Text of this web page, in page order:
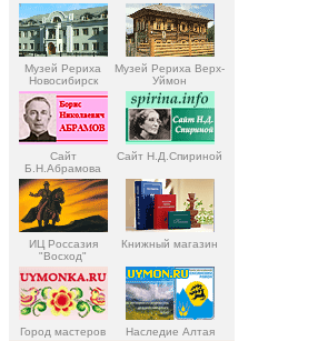
Музей Рериха
Новосибирск
Музей Рериха Верх-
Уймон
Сайт
Б.Н.Абрамова
Сайт Н.Д.Спириной
ИЦ Россазия
"Восход"
Книжный магазин
Город мастеров Наследие Алтая